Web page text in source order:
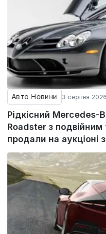
Авто Новини 3 серпня 2026
Рідкісний Mercedes-
Roadster з
продали на аукціоні